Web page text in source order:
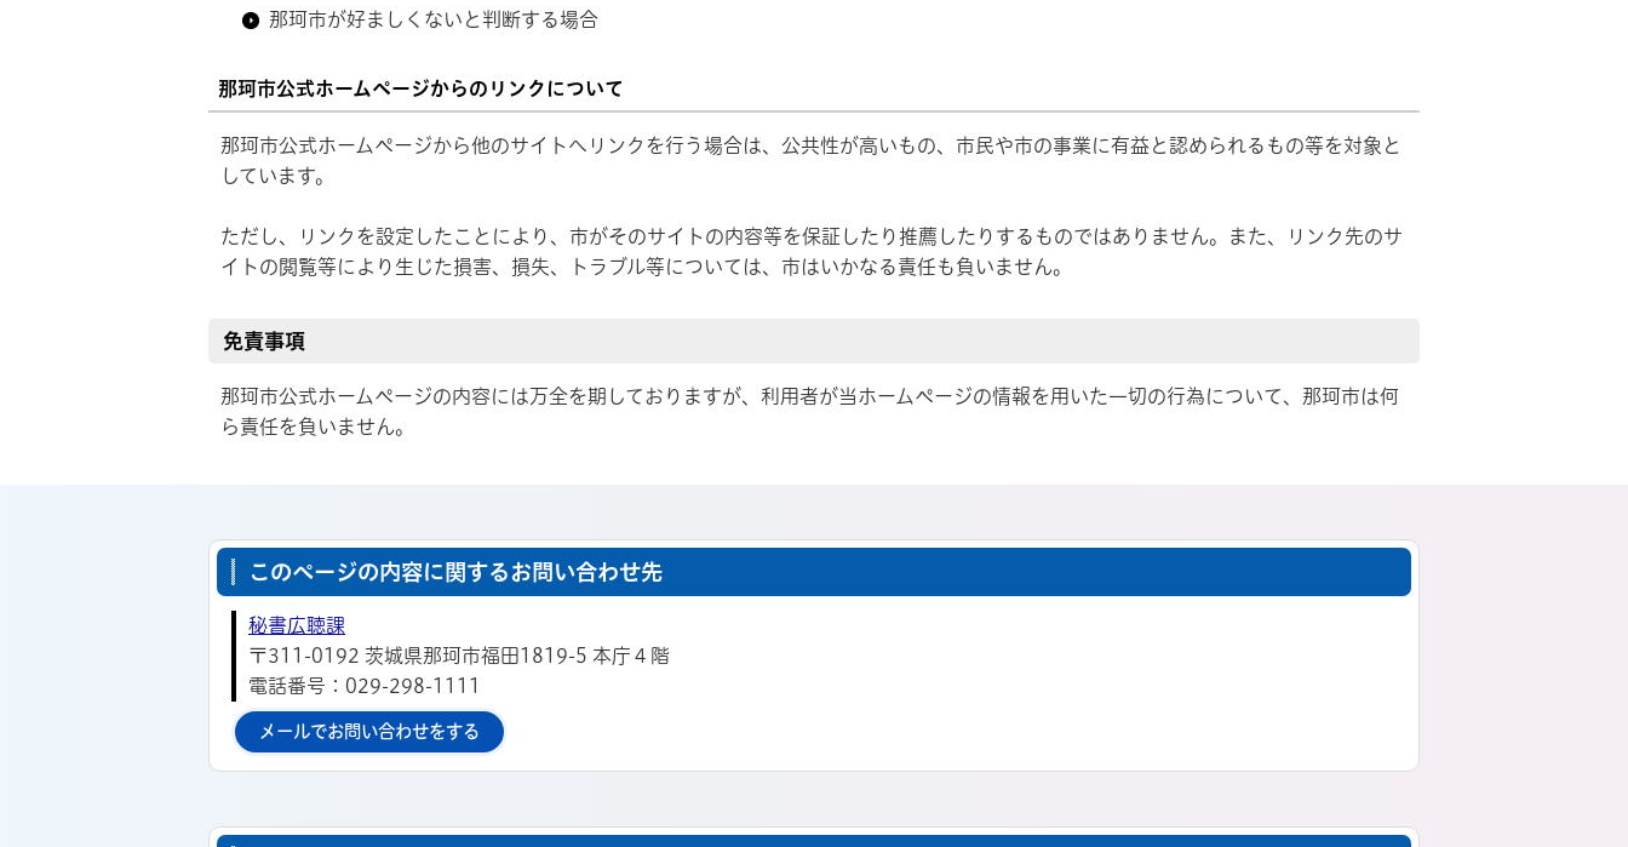
那珂市が好ましくないと判断する場合
那珂市公式ホームページからのリンクについて
那珂市公式ホームページから他のサイトへリンクを行う場合は、公共性が高いもの、市民や市の事業に有益と認められるもの等を対象と
しています。
ただし、リンクを設定したことにより、市がそのサイトの内容等を保証したり推薦したりするものではありません。また、リンク先のサ
イトの閲覧等により生じた損害、損失、トラブル等については、市はいかなる責任も負いません。
免責事項
那珂市公式ホームページの内容には万全を期しておりますが、利用者が当ホームページの情報を用いた一切の行為について、那珂市は何
ら責任を負いません。
このページの内容に関するお問い合わせ先
秘書広聴課
〒311-0192 茨城県那珂市福田1819-5 本庁４階
電話番号：029-298-1111
メールでお問い合わせをする